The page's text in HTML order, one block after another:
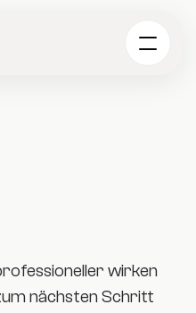
wirken
nächsten Schritt